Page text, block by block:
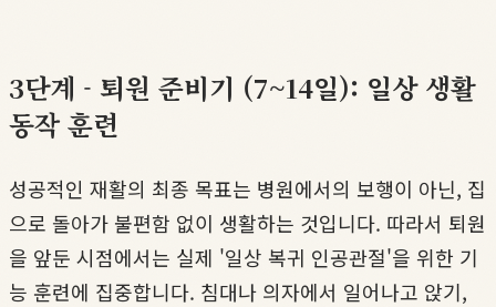
3단계 - 퇴원 준비기 (7~14일): 일상 생활
동작 훈련
성공적인 재활의 최종 목표는 병원에서의 보행이 아닌, 집
으로 돌아가 불편함 없이 생활하는 것입니다. 따라서 퇴원
을 앞둔 시점에서는 실제 '일상 복귀 인공관절'을 위한 기
능 훈련에 집중합니다. 침대나 의자에서 일어나고 앉기,